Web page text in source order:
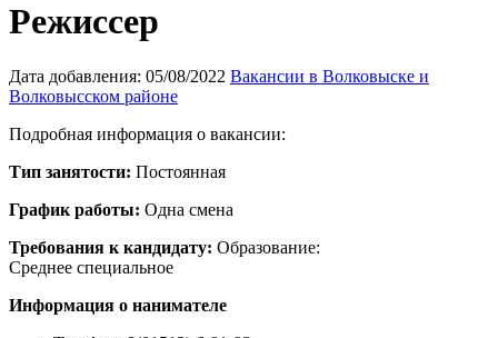
Режиссер
Дата добавления: 05/08/2022 Вакансии в Волковыске и
Волковысском районе
Подробная информация о вакансии:
Тип занятости: Постоянная
График работы: Одна смена
Требования к кандидату: Образование:
Среднее специальное
Информация о нанимателе